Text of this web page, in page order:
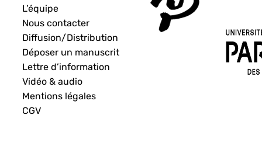
L’équipe
Nous contacter
Diffusion/Distribution
Déposer un manuscrit
Lettre d’information
Vidéo & audio
Mentions légales
CGV